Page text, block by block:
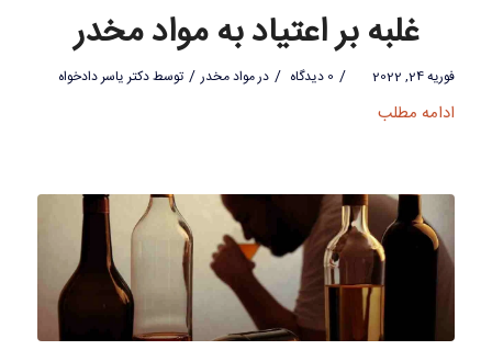
غلبه بر اعتیاد به مواد مخدر
فوریه 24, 2022 / 0 دیدگاه / درمواد مخدر / توسطدکتر یاسر دادخواه
ادامه مطلب